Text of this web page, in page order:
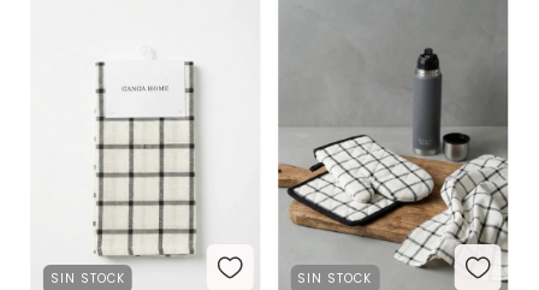
SIN STOCK SIN STOCK